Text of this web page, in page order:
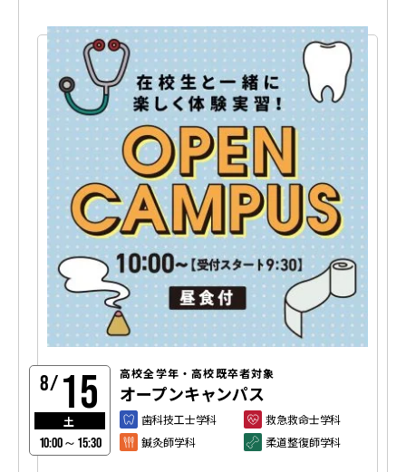
8/ 15
土
10:00～15:30
高校全学年・高校既卒者対象
オープンキャンパス
歯科技工士学科
救急救命士学科
鍼灸師学科
柔道整復師学科